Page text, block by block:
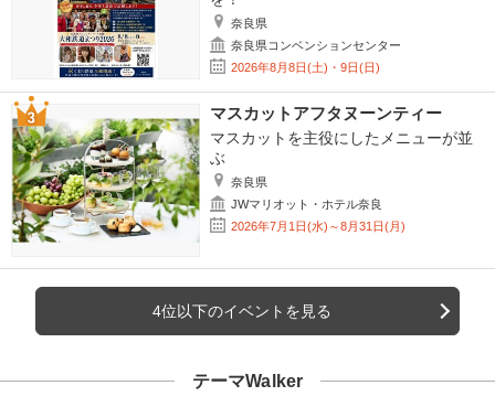
奈良県
奈良県コンベンションセンター
2026年8月8日(土)・9日(日)
マスカットアフタヌーンティー
マスカットを主役にしたメニューが並
ぶ
奈良県
JWマリオット・ホテル奈良
2026年7月1日(水)～8月31日(月)
4位以下のイベントを見る
テーマWalker